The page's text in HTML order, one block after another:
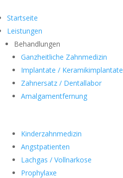
Startseite
Leistungen
Behandlungen
Ganzheitliche Zahnmedizin
Implantate / Keramikimplantate
Zahnersatz / Dentallabor
Amalgamentfernung
Kinderzahnmedizin
Angstpatienten
Lachgas / Vollnarkose
Prophylaxe